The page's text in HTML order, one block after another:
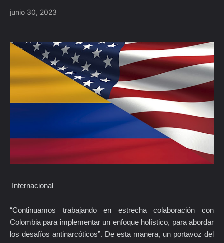
junio 30, 2023
Internacional
“Continuamos trabajando en estrecha colaboración con
Colombia para implementar un enfoque holístico, para abordar
los desafíos antinarcóticos”. De esta manera, un portavoz del